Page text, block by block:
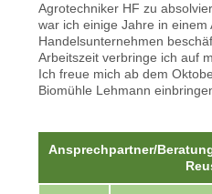
Agrotechniker HF zu
war ich einige Jahre in einem
Handelsunternehmen
Arbeitszeit verbringe ich auf
Ich freue mich ab dem
Biomühle Lehmann
Ansprechpartner/